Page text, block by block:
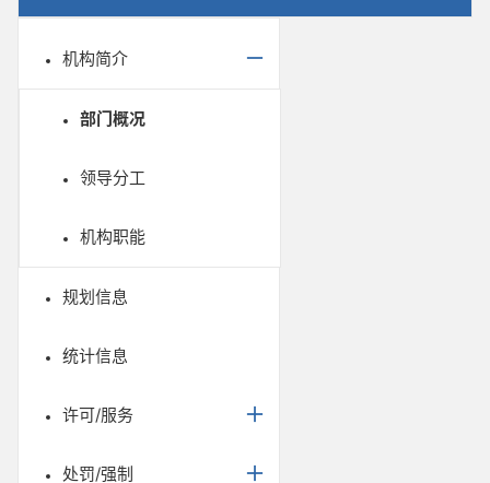
机构简介
部门概况
领导分工
机构职能
规划信息
统计信息
许可/服务
处罚/强制